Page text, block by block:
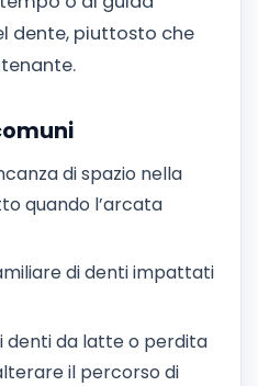
dente, piuttosto che
di spazio nella
quando l’arcata
di denti impattati
denti da latte o perdita
il percorso di